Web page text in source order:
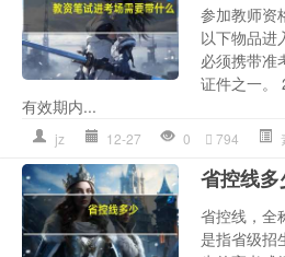
参加教师资
以下物品进
必须携带准
证件之一。
有效期内...
jz 12-27 0 794
省控线多
省控线，全
是指省级招